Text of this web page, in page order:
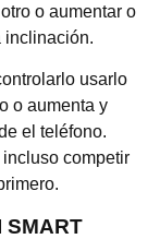
o aumentar o
inclinación.
usarlo
o aumenta y
el teléfono.
competir
SMART